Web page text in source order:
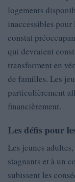
logements
inaccessibles pour
constat
qui devraient
transforment en
de familles. Les
particulièrement
financièrement.
Les défis pour
Les jeunes
stagnants et à un
subissent les